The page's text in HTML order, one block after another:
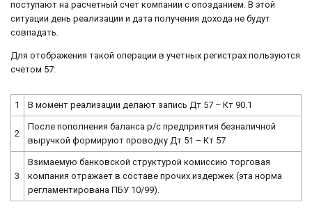
поступают на расчетный счет компании с опозданием. В этой
ситуации день реализации и дата получения дохода не будут
совпадать.
Для отображения такой операции в учетных регистрах пользуются
счетом 57:
1 В момент реализации делают запись Дт 57 – Кт 90.1
2
После пополнения баланса р/с предприятия безналичной
выручкой формируют проводку Дт 51 – Кт 57
3
Взимаемую банковской структурой комиссию торговая
компания отражает в составе прочих издержек (эта норма
регламентирована ПБУ 10/99).